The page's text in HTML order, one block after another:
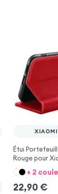
XIAOMI
Étui
Rouge pour
+ 2
22,90 €